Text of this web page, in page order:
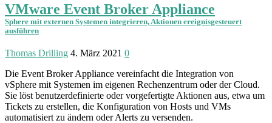
VMware Event Broker Appliance
Sphere mit externen Systemen integrieren, Aktionen ereignisgesteuert
ausführen
Thomas Drilling 4. März 2021 0
Die Event Broker Appliance vereinfacht die Integration von
vSphere mit Systemen im eigenen Rechen­zentrum oder der Cloud.
Sie löst benutzer­definierte oder vorge­fertigte Aktionen aus, etwa um
Tickets zu erstellen, die Konfigu­ration von Hosts und VMs
automatisiert zu ändern oder Alerts zu versenden.